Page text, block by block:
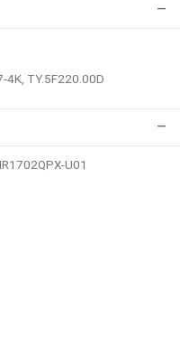
4K, TY.5F220.00D
U01